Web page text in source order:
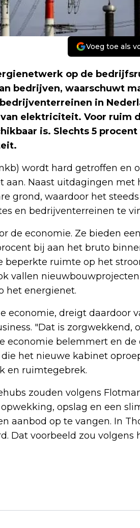
Voeg toe als
op de
bedrijven, waarschuwt
in
elektriciteit. Voor ruim
is. Slechts 5
wordt hard getroffen en
Naast uitdagingen met
grond, waardoor het
en bedrijventerreinen te
de economie. Ze bieden
bij aan het bruto
beperkte ruimte op het
vallen
het energienet.
economie, dreigt daardoor
"Dat is zorgwekkend,
economie belemmert en
het nieuwe kabinet
en ruimtegebrek.
zouden volgens
opslag en een
aanbod op te vangen. In
Dat voorbeeld zou volgens
BUZA ROEPT